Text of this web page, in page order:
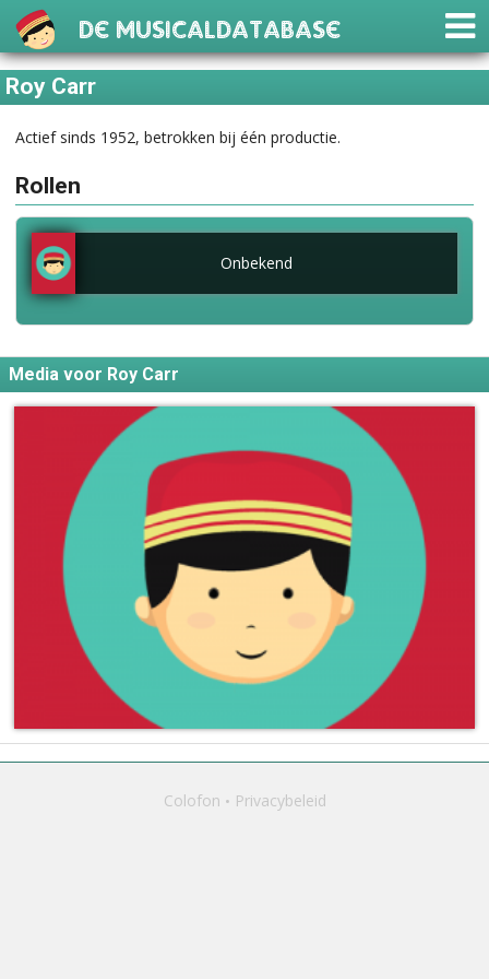
De Musicaldatabase
Roy Carr
Actief sinds 1952, betrokken bij één productie.
Rollen
Onbekend
Media voor Roy Carr
Colofon Privacybeleid